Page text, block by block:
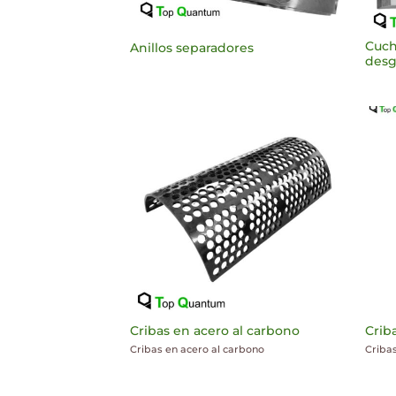
Anillos separadores
Cribas en acero al carbono
Cribas en acero al carbono